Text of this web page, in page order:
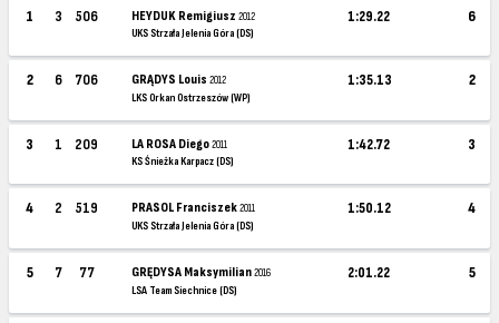
1 3 506 HEYDUK Remigiusz2012
UKS Strzała Jelenia Góra (DS)
1:29.22 6
2 6 706 GRĄDYS Louis2012
LKS Orkan Ostrzeszów (WP)
1:35.13 2
3 1 209 LA ROSA Diego2011
KS Śnieżka Karpacz (DS)
1:42.72 3
4 2 519 PRASOL Franciszek2011
UKS Strzała Jelenia Góra (DS)
1:50.12 4
5 7 77 GRĘDYSA Maksymilian2016
LSA Team Siechnice (DS)
2:01.22 5